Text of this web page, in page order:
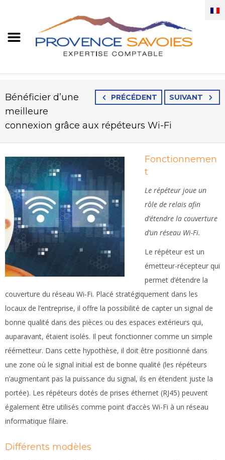
PRÉCÉDENT SUIVANT
Bénéficier d’une
meilleure
connexion grâce aux répéteurs Wi-Fi
Fonctionnemen
t
Le répéteur joue un
rôle de relais afin
d’étendre la couverture
d’un réseau Wi-Fi.
Le répéteur est un
émetteur-récepteur qui
permet d’étendre la
couverture du réseau Wi-Fi. Placé stratégiquement dans les
locaux de l’entreprise, il offre la possibilité de capter un signal de
bonne qualité dans des pièces ou des espaces extérieurs qui,
auparavant, étaient isolés. Il peut fonctionner comme un simple
réémetteur. Dans cette hypothèse, il doit être positionné dans
une zone où le signal initial est de bonne qualité (les répéteurs
n’augmentant pas la puissance du signal, ils en étendent juste la
portée). Les répéteurs dotés de prises éthernet (RJ45) peuvent
également être utilisés comme point d’accès Wi-Fi à un réseau
informatique filaire.
Différents modèles